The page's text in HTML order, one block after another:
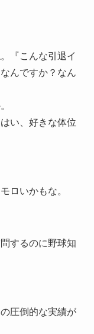
『こんな引退イ
んですか？なん
い、好きな体位
ロいかもな。
するのに野球知
圧倒的な実績が